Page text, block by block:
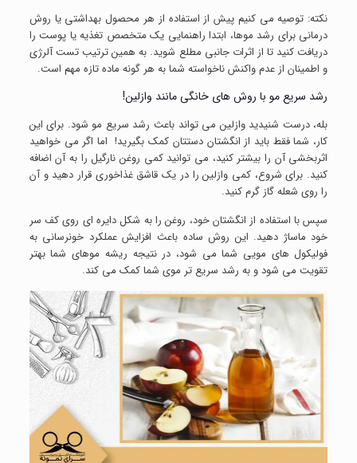
نکته: توصیه می کنیم پیش از استفاده از هر محصول بهداشتی یا روش
درمانی برای رشد موها، ابتدا راهنمایی یک متخصص تغذیه یا پوست را
دریافت کنید تا از اثرات جانبی مطلع شوید. به همین ترتیب تست آلرژی
و اطمینان از عدم واکنش ناخواسته شما به هر گونه ماده تازه مهم است.
رشد سریع مو با روش های خانگی مانند وازلین!
بله، درست شنیدید وازلین می تواند باعث رشد سریع مو شود. برای این
کار، شما فقط باید از انگشتان دستتان کمک بگیرید! اما اگر می خواهید
اثربخشی آن را بیشتر کنید، می توانید کمی روغن نارگیل را به آن اضافه
کنید. برای شروع، کمی وازلین را در یک قاشق غذاخوری قرار دهید و آن
را روی شعله گاز گرم کنید.
سپس با استفاده از انگشتان خود، روغن را به شکل دایره ای روی کف سر
خود ماساژ دهید. این روش ساده باعث افزایش عملکرد خونرسانی به
فولیکول های مویی شما می شود، در نتیجه ریشه موهای شما بهتر
تقویت می شود و به رشد سریع تر موی شما کمک می کند.